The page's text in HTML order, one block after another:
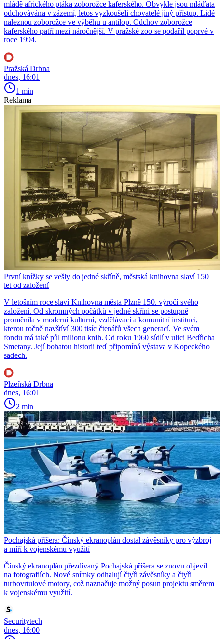
mládě afrického ptáka zoborožce kaferského. Obvykle jsou mláďata
odchovávána v zázemí, letos vyzkoušeli chovatelé jiný přístup. Lidé
naleznou zoborožce ve výběhu u antilop. Odchov zoborožce
kaferského patří mezi náročnější. V pražské zoo se podařil poprvé v
roce 1994.
Pražská Drbna
dnes, 16:01
1 min
Reklama
První knížky se vešly do jedné skříně, městská knihovna slaví 150
let od založení
V letošním roce slaví Knihovna města Plzně 150. výročí svého
založení. Od skromných počátků v jedné skříni se postupně
proměnila v moderní kulturní, vzdělávací a komunitní instituci,
kterou ročně navštíví 300 tisíc čtenářů všech generací. Ve svém
fondu má také půl milionu knih. Od roku 1960 sídlí v ulici Bedřicha
Smetany. Její bohatou historii teď připomíná výstava v Kopeckého
sadech.
Plzeňská Drbna
dnes, 16:01
2 min
Pochajská příšera: Čínský ekranoplán dostal závěsníky pro výzbroj
a míří k vojenskému využití
Čínský ekranoplán přezdívaný Pochajská příšera se znovu objevil
na fotografiích. Nové snímky odhalují čtyři závěsníky a čtyři
turbovrtulové motory, což naznačuje možný posun projektu směrem
k vojenskému využití.
Securitytech
dnes, 16:00